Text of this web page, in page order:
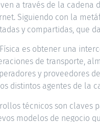
a través de la
Siguiendo con la
y compartidas, que
es obtener una
de transporte,
y proveedores
distintos agentes de la
técnicos son claves
modelos de negocio